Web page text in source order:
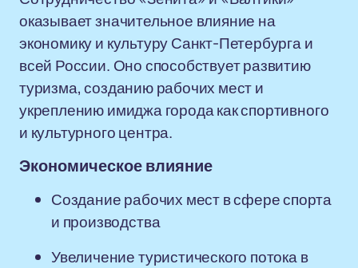
оказывает значительное влияние на
экономику и культуру Санкт-Петербурга и
всей России. Оно способствует развитию
туризма, созданию рабочих мест и
укреплению имиджа города как спортивного
и культурного центра.
Экономическое влияние
Создание рабочих мест в сфере спорта
и производства
Увеличение туристического потока в